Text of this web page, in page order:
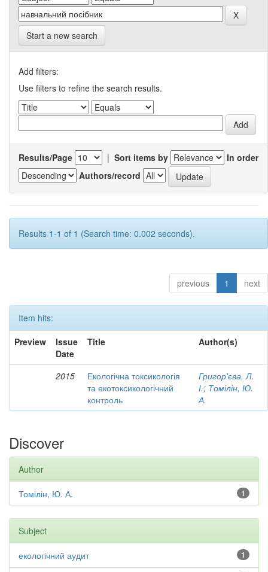
Start a new search
Add filters:
Use filters to refine the search results.
Results/Page | Sort items by
In order
Authors/record
Results 1-1 of 1 (Search time: 0.002 seconds).
previous 1 next
Item hits:
Preview
Issue
Date
Title Author(s)
2015
Екологічна токсикологія
та екотоксикологічний
контроль
Григор'єва, Л.
І.; Томілін, Ю.
А.
Discover
Author
1
Томілін, Ю. А.
Subject
1
екологічний аудит